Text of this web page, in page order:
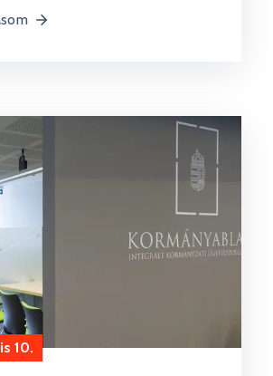
10.